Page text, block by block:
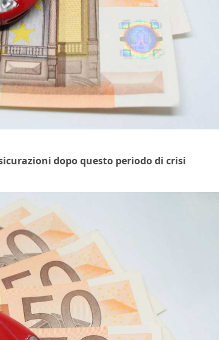
dopo questo periodo di crisi